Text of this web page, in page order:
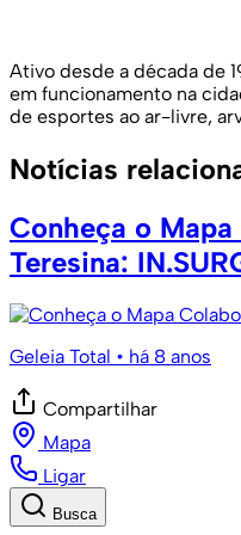
Ativo desde a década de
em funcionamento na
de esportes ao ar-livre,
Notícias
Conheça o
Teresina:
Geleia Total • há 8 anos
Compartilhar
Mapa
Ligar
Busca